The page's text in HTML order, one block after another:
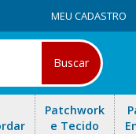
MEU CADASTRO
Buscar
Patchwork
e Tecido